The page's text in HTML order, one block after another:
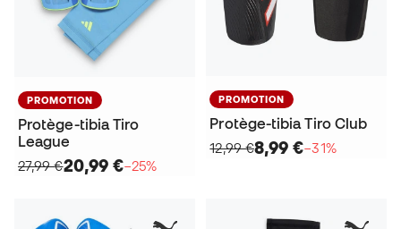
PROMOTION
Protège-tibia Tiro
League
27,99 €20,99 €−25%
PROMOTION
Protège-tibia Tiro Club
12,99 €8,99 €−31%